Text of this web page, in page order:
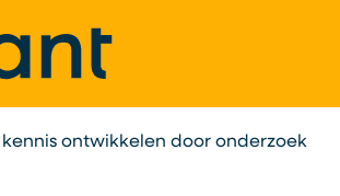
als Expertisecentrum Onderzoek
kennis ontwikkelen door onderzoek